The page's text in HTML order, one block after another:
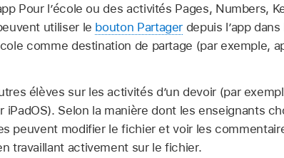
Pour l’école ou des activités Pages, Numbers,
utiliser le bouton Partager depuis l’app
comme destination de partage (par exemple,
élèves sur les activités d’un devoir (par
Selon la manière dont les enseignants
peuvent modifier le fichier et voir les
travaillant activement sur le fichier.